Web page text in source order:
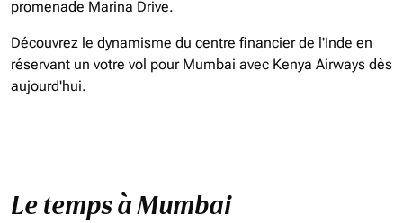
promenade Marina Drive.
Découvrez le dynamisme du centre financier de l'Inde en
réservant un votre vol pour Mumbai avec Kenya Airways dès
aujourd'hui.
Le temps à Mumbai